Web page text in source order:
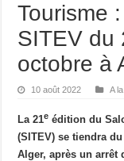
Tourisme
SITEV du
octobre à
10 août 2022 A
La 21e édition du
(SITEV) se tiendra
Alger, après un arrêt